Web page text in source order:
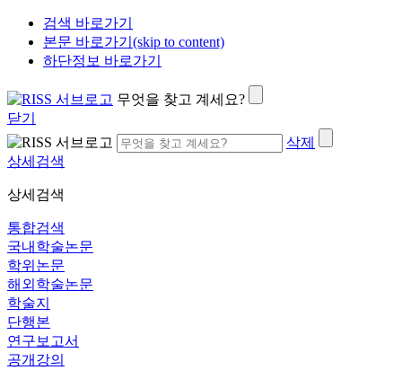
검색 바로가기
본문 바로가기(skip to content)
하단정보 바로가기
무엇을 찾고 계세요?
닫기
삭제
상세검색
상세검색
통합검색
국내학술논문
학위논문
해외학술논문
학술지
단행본
연구보고서
공개강의